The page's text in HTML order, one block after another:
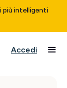
più intelligenti
Accedi